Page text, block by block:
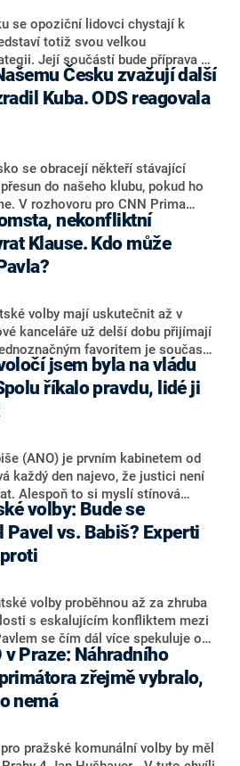
se opoziční lidovci chystají k
totiž svou velkou
Její součástí bude příprava na
řekl ve středu na setkání s novináři
Jan Grolich. Ten zároveň v
kandiduje ve Vyškově. Popsal i
vládní strany nebo političtí
o slabé a v defenzivě. „Je to
na chyby vlády. Ministři s
do debat. Chceme ale ukazovat
Grolich na dotaz CNN Prima
Kuba. ODS reagovala
se obracejí někteří stávající
do našeho klubu, pokud ho
V rozhovoru pro CNN Prima
hnutí a jihočeský hejtman
nebyl, ale získat by takto mohl
Zdeňka Hrabu, který je dnes
a TOP 09. Hraba to na dotaz
klubu senátorů ODS
řekl, že počítá s odchodem
z klubu a že Naše Česko není
Klause. Kdo může
volby mají uskutečnit až v
kanceláře už delší dobu přijímají
favoritem je současná
Daleko za ním pak bookmakeři
politiky ANO, tedy premiéra
průmyslu Karla Havlíčka.
sázkařů je poslanec za
Politolog Jan Kubáček nicméně
kohokoliv ze zmíněné trojice
Podle něj současná koalice dosud
by Pavlovi mohla konkurovat.
jsem byla na vládu
říkalo pravdu, lidé ji
(ANO) je prvním kabinetem od
každý den najevo, že justici není
Alespoň to si myslí stínová
ODS Eva Decroix. V
Prima NEWS si nebrala servítky
výkonu svého nástupce Jeronýma
zmocněnkyně pro lidská
Označením „svoloč“ na
ještě hodná. Decroix se také
koalice Spolu či promluvila o
Kuby.
Pavel vs. Babiš? Experti
volby proběhnou až za zhruba
s eskalujícím konfliktem mezi
se čím dál více spekuluje o
o Hrad mohla vyslat současná
komentátoři znovu vytahují
Babiše (ANO). Jak moc je
se v prezidentských volbách 2028
souboj z roku 2023?
v Praze: Náhradního
zřejmě vybralo,
nemá
pražské komunální volby by měl